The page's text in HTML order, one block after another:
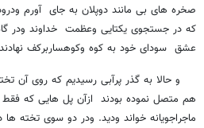
صخره های بی مانند دوپلان به جای آورم
که در جستجوی یکتایی وعظمت خداوند ودر
عشق سودای خود به کوه وکوهساربرکف
و حالا به گذر پرآبی رسیدیم که روی آن
هم متصل نموده بودند ازآن پل هایی که
ماجراجویانه خواند ودید. ودر دو سوی تخته